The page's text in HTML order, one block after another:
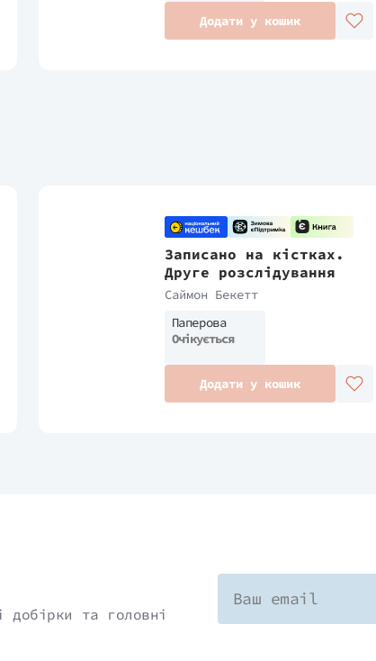
Додати у кошик
Записано на кістках.
Друге розслідування
Саймон Бекетт
Паперова
Очікується
Додати у кошик
добірки та головні